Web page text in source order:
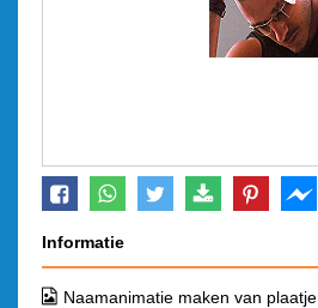
Informatie
Naamanimatie maken van plaatje